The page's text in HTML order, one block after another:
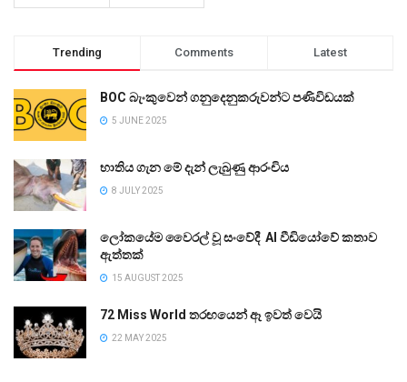
Trending Comments Latest
BOC බැංකුවෙන් ගනුදෙනුකරුවන්ට පණිවිඩයක්
5 JUNE 2025
භාතිය ගැන මේ දැන් ලැබුණු ආරංචිය
8 JULY 2025
ලෝකයේම වෛරල් වූ සංවේදී AI වීඩියෝවේ කතාව
ඇත්තක්
15 AUGUST 2025
72 Miss World තරඟයෙන් ඈ ඉවත් වෙයි
22 MAY 2025